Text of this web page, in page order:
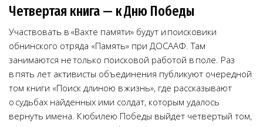
Четвертая книга — к Дню Победы
Участвовать в «Вахте памяти» будут и поисковики
обнинского отряда «Память» при ДОСААФ. Там
занимаются не только поисковой работой в поле. Раз
в пять лет активисты объединения публикуют очередной
том книги «Поиск длиною в жизнь», где рассказывают
о судьбах найденных ими солдат, которым удалось
вернуть имена. К юбилею Победы выйдет четвертый том,